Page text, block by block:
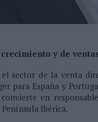
A SOÑAR’, DE VML PARA MOVISTAR
EL ECLIPSE DE 2026 PONDRÁ A
y de
sector de la venta
para España y
convierte en
Ibérica.